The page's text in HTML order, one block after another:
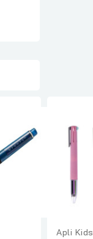
Apli Kids